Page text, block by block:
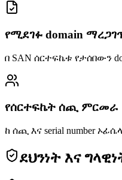
የሚደገፉ domain
በ SAN ሰርተፍኬቱ የታሰበውን
የሰርተፍኬት ሰጪ ምርመራ
ከ ሰጪ እና serial number
ደህንነት እና